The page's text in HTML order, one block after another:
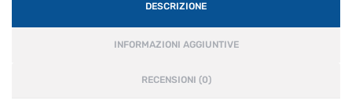
DESCRIZIONE
INFORMAZIONI AGGIUNTIVE
RECENSIONI (0)